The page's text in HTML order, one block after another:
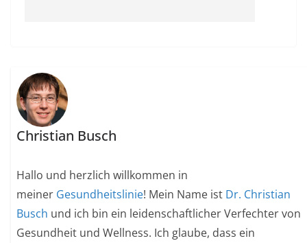
Christian Busch
Hallo und herzlich willkommen in
meiner Gesundheitslinie! Mein Name ist Dr. Christian
Busch und ich bin ein leidenschaftlicher Verfechter von
Gesundheit und Wellness. Ich glaube, dass ein